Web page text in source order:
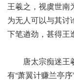
王羲之，视虞世南
为无人可以与其讨
下笔遒劲，甚得王
唐太宗痴迷王羲
有“萧翼计赚兰亭